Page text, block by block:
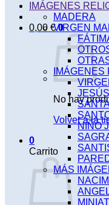
0,00 € 0
No hay
Volver a la
0
Carrito
IMÁGENES
MADERA
VIRGEN
IMÁGENES
JESÚS
NIÑO
MÁS